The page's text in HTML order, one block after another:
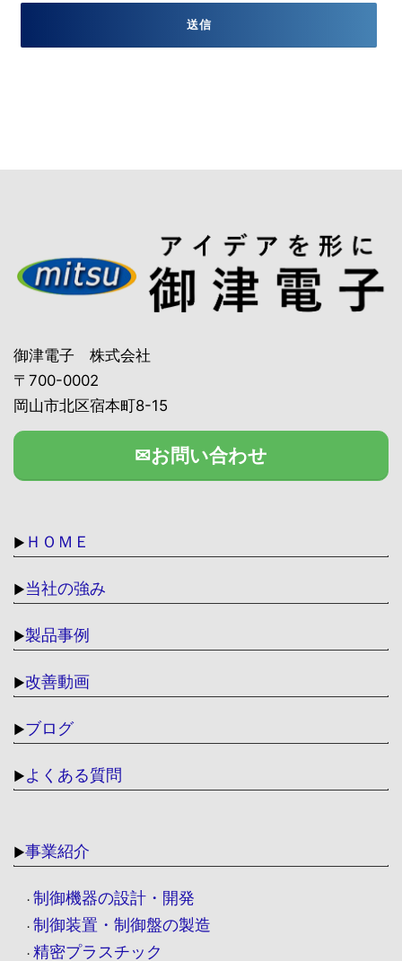
御津電子 株式会社
〒700-0002
岡山市北区宿本町8-15
✉お問い合わせ
▶ ＨＯＭＥ
▶当社の強み
▶製品事例
▶改善動画
▶ブログ
▶よくある質問
▶事業紹介
・ 制御機器の設計・開発
・ 制御装置・制御盤の製造
・ 精密プラスチック